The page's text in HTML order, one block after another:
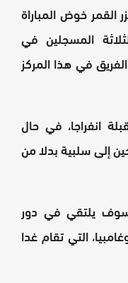
خوض المباراة
المسجلين في
في هذا المركز
انفراجا، في حال
إلى سلبية بدلا من
سوف يلتقي في دور
التي تقام غدا